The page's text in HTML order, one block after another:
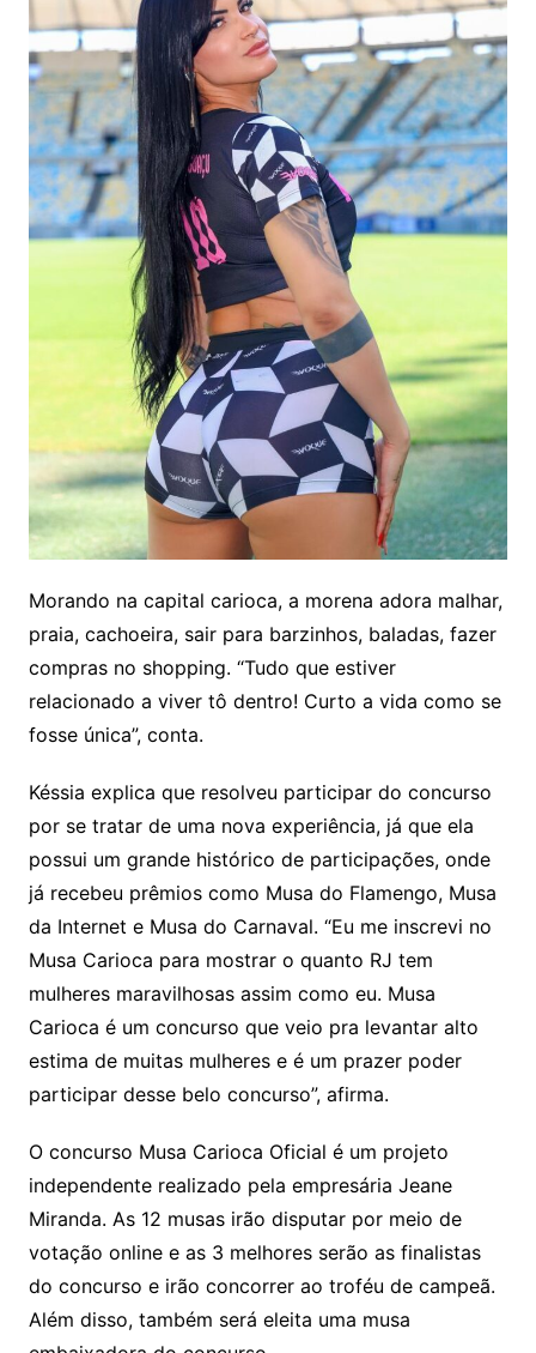
Morando na capital carioca, a morena adora malhar,
praia, cachoeira, sair para barzinhos, baladas, fazer
compras no shopping. “Tudo que estiver
relacionado a viver tô dentro! Curto a vida como se
fosse única”, conta.
Késsia explica que resolveu participar do concurso
por se tratar de uma nova experiência, já que ela
possui um grande histórico de participações, onde
já recebeu prêmios como Musa do Flamengo, Musa
da Internet e Musa do Carnaval. “Eu me inscrevi no
Musa Carioca para mostrar o quanto RJ tem
mulheres maravilhosas assim como eu. Musa
Carioca é um concurso que veio pra levantar alto
estima de muitas mulheres e é um prazer poder
participar desse belo concurso”, afirma.
O concurso Musa Carioca Oficial é um projeto
independente realizado pela empresária Jeane
Miranda. As 12 musas irão disputar por meio de
votação online e as 3 melhores serão as finalistas
do concurso e irão concorrer ao troféu de campeã.
Além disso, também será eleita uma musa